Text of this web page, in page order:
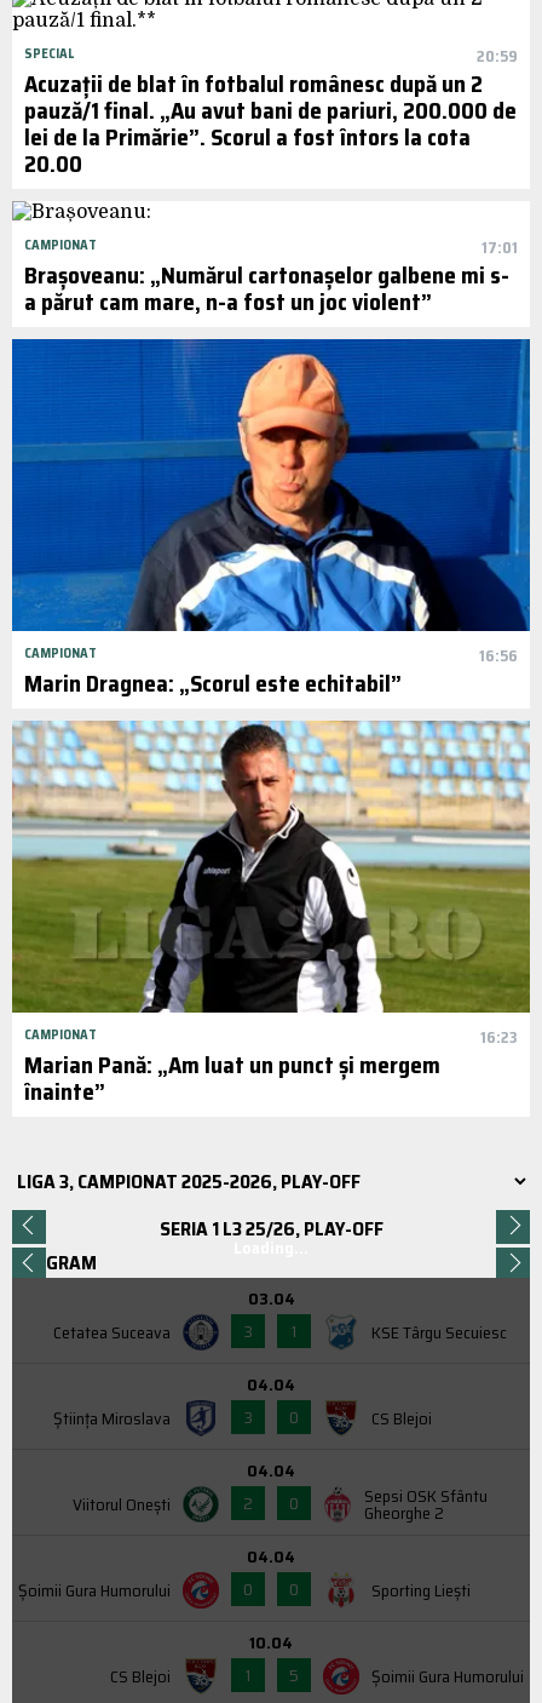
SPECIAL 20:59
Acuzații de blat în fotbalul românesc după un 2
pauză/1 final. „Au avut bani de pariuri, 200.000 de
lei de la Primărie”. Scorul a fost întors la cota
20.00
CAMPIONAT 17:01
Brașoveanu: „Numărul cartonașelor galbene mi s-
a părut cam mare, n-a fost un joc violent”
CAMPIONAT 16:56
Marin Dragnea: „Scorul este echitabil”
CAMPIONAT 16:23
Marian Pană: „Am luat un punct și mergem
înainte”
SERIA 1 L3 25/26, PLAY-OFF
PROGRAM
Cetatea Suceava
03.04
3
1 KSE Târgu Secuiesc
Știința Miroslava
04.04
3
0 CS Blejoi
Viitorul Onești
04.04
2
0 Sepsi OSK Sfântu
Gheorghe 2
Şoimii Gura Humorului
04.04
0
0 Sporting Liești
CS Blejoi
10.04
1
5 Şoimii Gura Humorului